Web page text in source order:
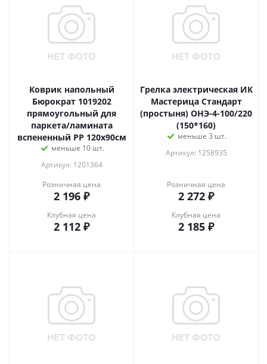
Коврик напольный
Бюрократ 1019202
прямоугольный для
паркета/ламината
вспененный PP 120х90см
меньше 10 шт.
Артикул: 1201364
Розничная цена
2 196 ₽
Клубная цена
2 112 ₽
Грелка электрическая ИК
Мастерица Стандарт
(простыня) ОНЭ-4-100/220
(150*160)
меньше 3 шт.
Артикул: 1258935
Розничная цена
2 272 ₽
Клубная цена
2 185 ₽